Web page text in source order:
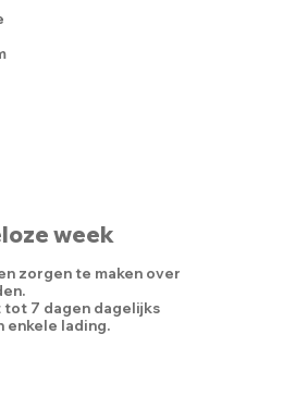
week
zorgen te maken over
tot 7 dagen dagelijks
enkele lading.